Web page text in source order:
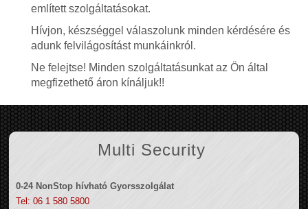
említett szolgáltatásokat.
Hívjon, készséggel válaszolunk minden kérdésére és
adunk felvilágosítást munkáinkról.
Ne felejtse! Minden szolgáltatásunkat az Ön által
megfizethető áron kínáljuk!!
Multi Security
0-24 NonStop hívható Gyorsszolgálat
Tel: 06 1 580 5800